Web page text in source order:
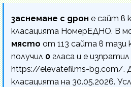
заснемане с дрон е сайт в
класацията НомерЕДНО. В
място от 113 сайта в
получил 0 гласа и е изпратил
https://elevatefilms-bg.com/.
класацията на 30.05.2026.